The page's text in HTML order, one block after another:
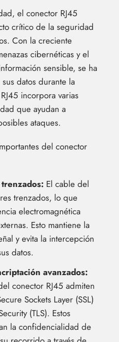
el conector RJ45
crítico de la seguridad
Con la creciente
cibernéticas y el
sensible, se ha
datos durante la
incorpora varias
que ayudan a
ataques.
del conector
El cable del
trenzados, lo que
electromagnética
Esto mantiene la
y evita la intercepción
datos.
avanzados:
conector RJ45 admiten
Sockets Layer (SSL)
(TLS). Estos
la confidencialidad de